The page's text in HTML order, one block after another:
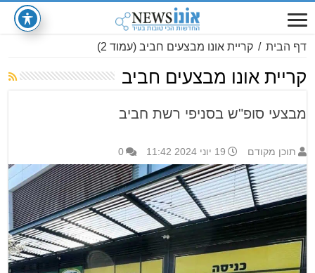
דף הבית / קריית אונו מבצעים חביב (עמוד 2)
קריית אונו מבצעים חביב
מבצעי סופ"ש בסניפי רשת חביב
תוכן מקודם 19 יוני 2024 11:42 0